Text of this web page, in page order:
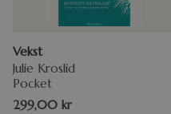
Vekst
Julie Kroslid
Pocket
299,00 kr